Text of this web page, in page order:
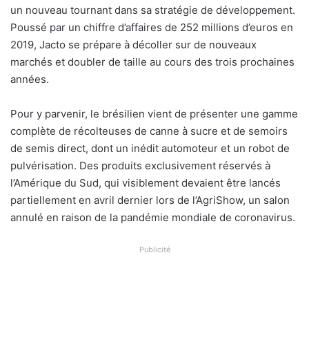
un nouveau tournant dans sa stratégie de développement.
Poussé par un chiffre d’affaires de 252 millions d’euros en
2019, Jacto se prépare à décoller sur de nouveaux
marchés et doubler de taille au cours des trois prochaines
années.
Pour y parvenir, le brésilien vient de présenter une gamme
complète de récolteuses de canne à sucre et de semoirs
de semis direct, dont un inédit automoteur et un robot de
pulvérisation. Des produits exclusivement réservés à
l’Amérique du Sud, qui visiblement devaient être lancés
partiellement en avril dernier lors de l’AgriShow, un salon
annulé en raison de la pandémie mondiale de coronavirus.
Publicité